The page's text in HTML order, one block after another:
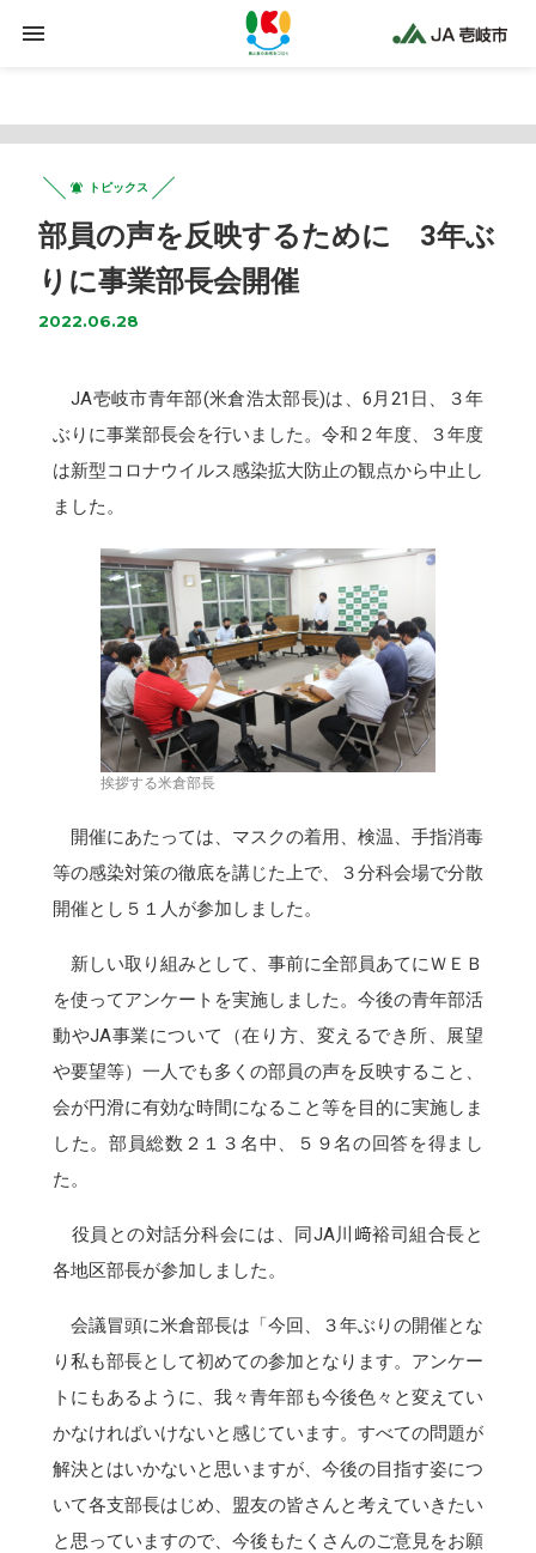
Warning : Trying to access array offset on false in /home/jaiki2021/ja-iki.jp/public_html/wp-
on line425
トピックス
部員の声を反映するために 3年ぶ
りに事業部長会開催
2022.06.28
JA壱岐市青年部(米倉浩太部長)は、6月21日、３年
ぶりに事業部長会を行いました。令和２年度、３年度
は新型コロナウイルス感染拡大防止の観点から中止し
ました。
挨拶する米倉部長
開催にあたっては、マスクの着用、検温、手指消毒
等の感染対策の徹底を講じた上で、３分科会場で分散
開催とし５１人が参加しました。
新しい取り組みとして、事前に全部員あてにＷＥＢ
を使ってアンケートを実施しました。今後の青年部活
動やJA事業について（在り方、変えるでき所、展望
や要望等）一人でも多くの部員の声を反映すること、
会が円滑に有効な時間になること等を目的に実施しま
した。部員総数２１３名中、５９名の回答を得まし
た。
役員との対話分科会には、同JA川﨑裕司組合長と
各地区部長が参加しました。
会議冒頭に米倉部長は「今回、３年ぶりの開催とな
り私も部長として初めての参加となります。アンケー
トにもあるように、我々青年部も今後色々と変えてい
かなければいけないと感じています。すべての問題が
解決とはいかないと思いますが、今後の目指す姿につ
いて各支部長はじめ、盟友の皆さんと考えていきたい
と思っていますので、今後もたくさんのご意見をお願